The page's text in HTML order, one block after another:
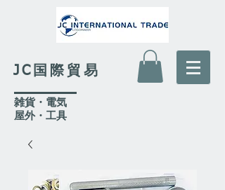
JC国際貿易
​雑貨・電気
​屋外・工具